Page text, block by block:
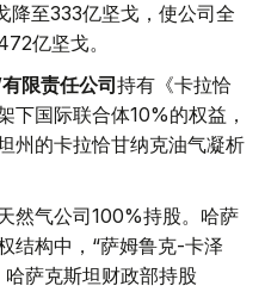
降至333亿坚戈，使公司全
亿坚戈。
限责任公司持有《卡拉恰
下国际联合体10%的权益，
州的卡拉恰甘纳克油气凝析
然气公司100%持股。哈萨
结构中，“萨姆鲁克-卡泽
萨克斯坦财政部持股